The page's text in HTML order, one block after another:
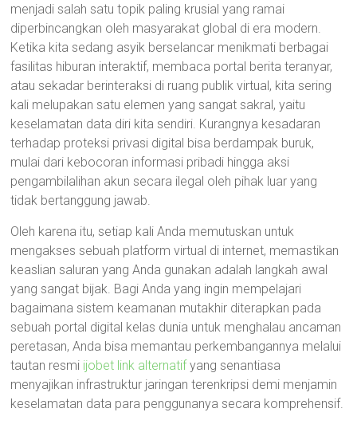
menjadi salah satu topik paling krusial yang ramai
diperbincangkan oleh masyarakat global di era modern.
Ketika kita sedang asyik berselancar menikmati berbagai
fasilitas hiburan interaktif, membaca portal berita teranyar,
atau sekadar berinteraksi di ruang publik virtual, kita sering
kali melupakan satu elemen yang sangat sakral, yaitu
keselamatan data diri kita sendiri. Kurangnya kesadaran
terhadap proteksi privasi digital bisa berdampak buruk,
mulai dari kebocoran informasi pribadi hingga aksi
pengambilalihan akun secara ilegal oleh pihak luar yang
tidak bertanggung jawab.
Oleh karena itu, setiap kali Anda memutuskan untuk
mengakses sebuah platform virtual di internet, memastikan
keaslian saluran yang Anda gunakan adalah langkah awal
yang sangat bijak. Bagi Anda yang ingin mempelajari
bagaimana sistem keamanan mutakhir diterapkan pada
sebuah portal digital kelas dunia untuk menghalau ancaman
peretasan, Anda bisa memantau perkembangannya melalui
tautan resmi ijobet link alternatifyang senantiasa
menyajikan infrastruktur jaringan terenkripsi demi menjamin
keselamatan data para penggunanya secara komprehensif.